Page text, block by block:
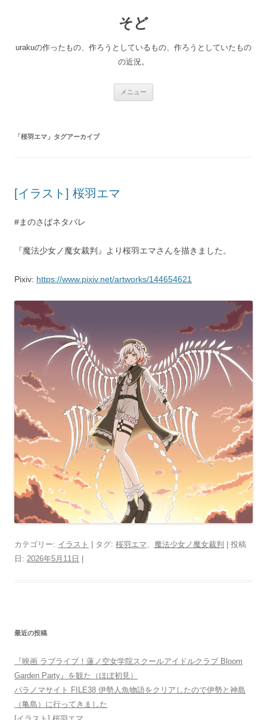
へ
そど
urakuの作ったもの、作ろうとしているもの、作ろうとしていたもの
の近況。
メニュー
「桜羽エマ 」タグアーカイブ
[イラスト] 桜羽エマ
#まのさばネタバレ
『魔法少女ノ魔女裁判』より桜羽エマさんを描きました。
Pixiv: https://www.pixiv.net/artworks/144654621
カテゴリー: イラスト | タグ: 桜羽エマ、 魔法少女ノ魔女裁判
| 投稿
日: 2026年5月11日
最近の投稿
『映画 ラブライブ！蓮ノ空女学院スクールアイドルクラブ Bloom
Garden Party』を観た（ほぼ初見）
パラノマサイト FILE38 伊勢人魚物語をクリアしたので伊勢と神島
（亀島）に行ってきました